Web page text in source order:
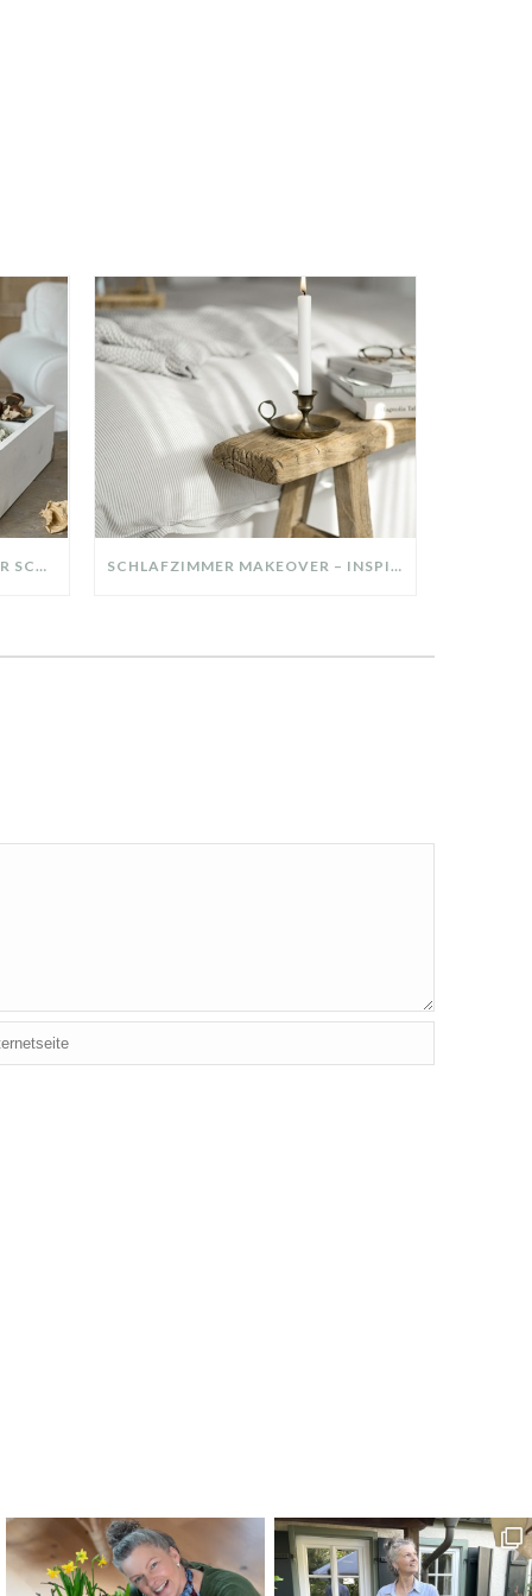
DIY-DEKO-TABLETT AUS ALTER SCHUBLADE – NACHHALTIGE HERBSTDEKO SELBER MACHEN! SCHLAFZIMMER MAKEOVER – INSPIRATION FÜR DEIN SCHLAFZIMMER: AUS ALT MACH NEU – HELL, GEMÜTLICH UND EINLADEND